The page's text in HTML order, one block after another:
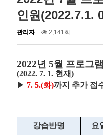
인원(2022.7.1.
작
관리자
조 2,141회
2022년5월 프로그
(2022. 7. 1. 현재)
▶ 7. 5.(화)까지 추가 접
강습반명 요